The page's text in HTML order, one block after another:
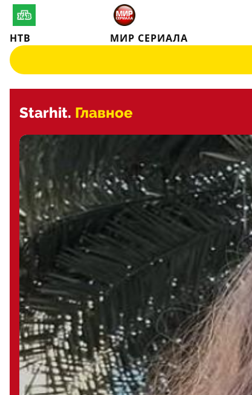
НТВ
МИР СЕРИАЛА
Starhit. Главное